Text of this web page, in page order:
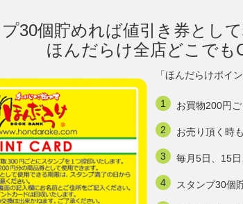
30個貯めれば値引き券として
ほんだらけ全店どこでも
「ほんだらけポイ
お買物200円
お売り頂く時
毎月5日、15
スタンプ30個